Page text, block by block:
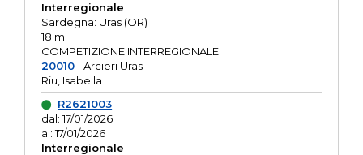
Interregionale
Sardegna: Uras (OR)
18 m
COMPETIZIONE INTERREGIONALE
20010- Arcieri Uras
Riu, Isabella
R2621003
dal: 17/01/2026
al: 17/01/2026
Interregionale